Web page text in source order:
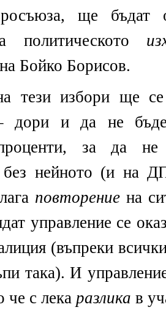
ще бъдат
политическото
Бойко Борисов.
тези избори ще
дори и да не
проценти, за да
без нейното (и на
повторение на
управление се
(въпреки
така). И
че с лека разлика в